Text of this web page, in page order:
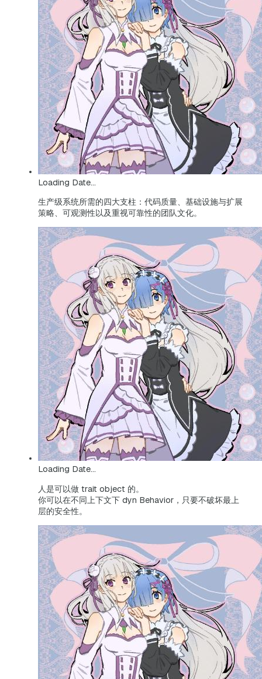
Loading Date...
生产级系统所需的四大支柱：代码质量、基础设施与扩展
策略、可观测性以及重视可靠性的团队文化。
Loading Date...
人是可以做 trait object 的。
你可以在不同上下文下 dyn Behavior，只要不破坏最上
层的安全性。